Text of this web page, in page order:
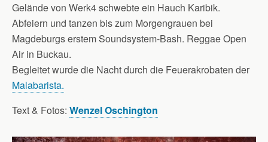
Gelände von Werk4 schwebte ein Hauch Karibik.
Abfeiern und tanzen bis zum Morgengrauen bei
Magdeburgs erstem Soundsystem-Bash. Reggae Open
Air in Buckau.
Begleitet wurde die Nacht durch die Feuerakrobaten der
Malabarista.
Text & Fotos: Wenzel Oschington